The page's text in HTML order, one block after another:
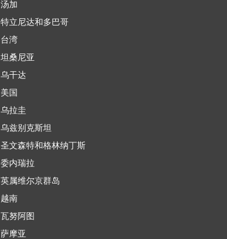
汤加
特立尼达和多巴哥
台湾
坦桑尼亚
乌干达
美国
乌拉圭
乌兹别克斯坦
圣文森特和格林纳丁斯
委内瑞拉
英属维尔京群岛
越南
瓦努阿图
萨摩亚